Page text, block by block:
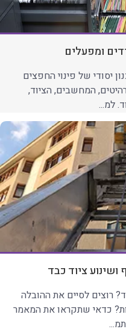
ומפעלים
יסודי של פינוי החפצים
המחשבים, הציוד,
למ...
ציוד כבד
רוצים לסיים את ההובלה
כדאי שתקראו את המאמר